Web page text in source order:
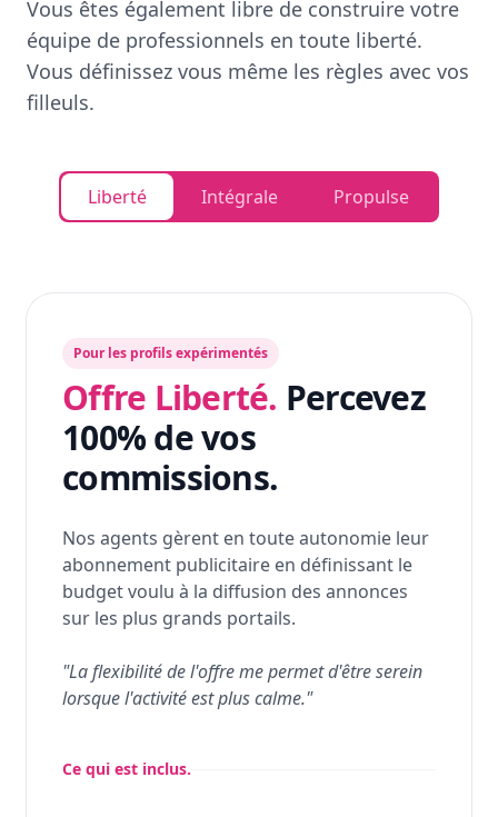
Vous êtes également libre de construire votre
équipe de professionnels en toute liberté.
Vous définissez vous même les règles avec vos
filleuls.
Liberté Intégrale Propulse
Pour les profils expérimentés
Offre Liberté. Percevez
100% de vos
commissions.
Nos agents gèrent en toute autonomie leur
abonnement publicitaire en définissant le
budget voulu à la diffusion des annonces
sur les plus grands portails.
"La flexibilité de l'offre me permet d'être serein
lorsque l'activité est plus calme."
Ce qui est inclus.